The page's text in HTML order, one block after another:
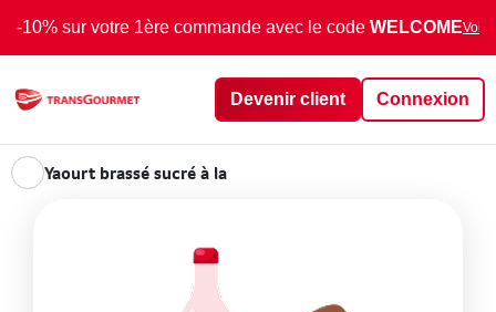
-10% sur votre 1ère commande avec le code WELCOMEVoir
Devenir client Connexion
Yaourt brassé sucré à la